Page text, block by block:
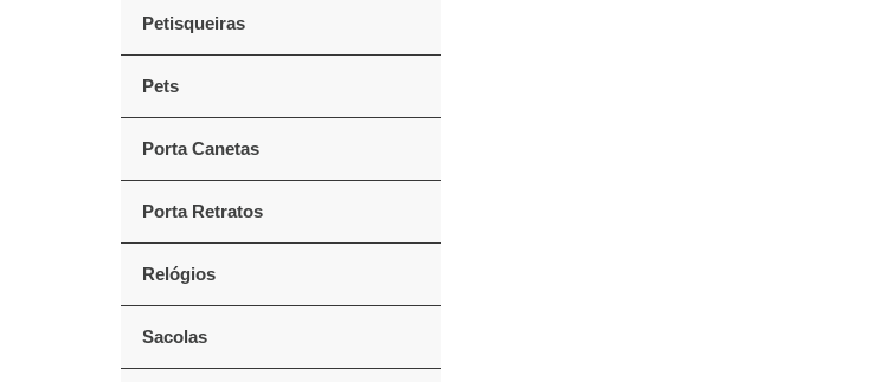
Petisqueiras
Pets
Porta Canetas
Porta Retratos
Relógios
Sacolas